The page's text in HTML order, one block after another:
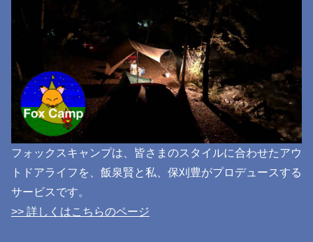
フォックスキャンプは、皆さまのスタイルに合わせたアウ
トドアライフを、飯泉賢と私、保刈豊がプロデュースする
サービスです。
>> 詳しくはこちらのページ